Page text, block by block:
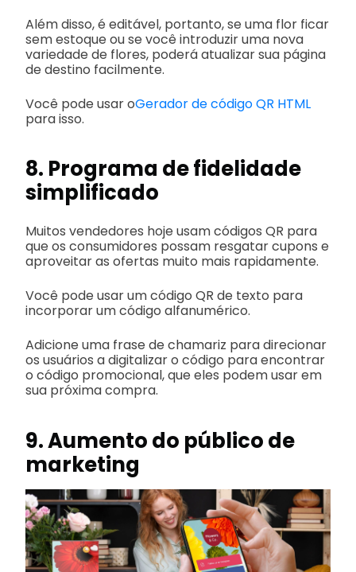
Além disso, é editável, portanto, se uma flor ficar
sem estoque ou se você introduzir uma nova
variedade de flores, poderá atualizar sua página
de destino facilmente.
Você pode usar oGerador de código QR HTML
para isso.
8. Programa de fidelidade
simplificado
Muitos vendedores hoje usam códigos QR para
que os consumidores possam resgatar cupons e
aproveitar as ofertas muito mais rapidamente.
Você pode usar um código QR de texto para
incorporar um código alfanumérico.
Adicione uma frase de chamariz para direcionar
os usuários a digitalizar o código para encontrar
o código promocional, que eles podem usar em
sua próxima compra.
9. Aumento do público de
marketing